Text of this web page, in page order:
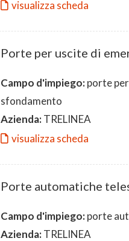
visualizza scheda
Porte per uscite di
Campo d'impiego:porte per
sfondamento
Azienda:TRELINEA
visualizza scheda
Porte automatiche
Campo d'impiego:porte
Azienda:TRELINEA